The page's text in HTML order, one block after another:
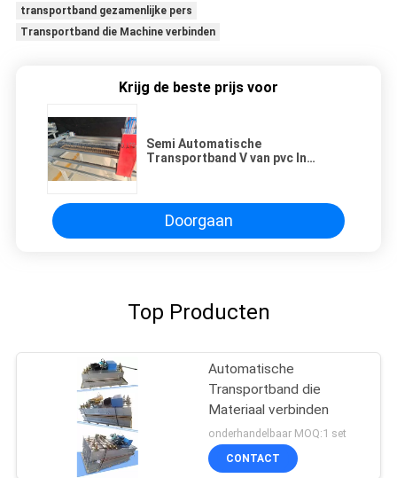
transportband gezamenlijke pers
Transportband die Machine verbinden
Krijg de beste prijs voor
Semi Automatische
Transportband V van pvc In
Doorgaan
Top Producten
Automatische
Transportband die
Materiaal verbinden
onderhandelbaar MOQ:1 set
CONTACT